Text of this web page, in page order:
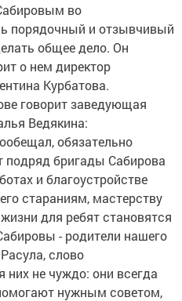
во
порядочный и отзывчивый
общее дело. Он
о нем директор
Курбатова.
говорит заведующая
Ведякина:
обязательно
подряд бригады Сабирова
и благоустройстве
стараниям, мастерству
для ребят становятся
- родители нашего
слово
них не чуждо: они всегда
нужным советом,